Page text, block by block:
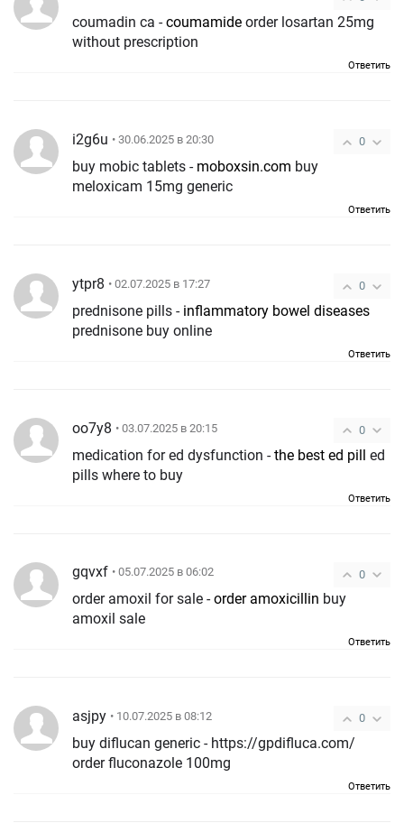
coumadin ca -coumamide
without prescription
Ответить
0
i2g6u • 30.06.2025 в 20:30
buy mobic tablets - moboxsin.com
meloxicam 15mg generic
Ответить
0
ytpr8 • 02.07.2025 в 17:27
prednisone pills - inflammatory bowel diseases
prednisone buy online
Ответить
0
oo7y8 • 03.07.2025 в 20:15
medication for ed dysfunction -the best ed pill ed
pills where to buy
Ответить
0
gqvxf • 05.07.2025 в 06:02
order amoxil for sale -order amoxicillin buy
amoxil sale
Ответить
0
asjpy • 10.07.2025 в 08:12
buy diflucan generic - https://gpdifluca.com/
order fluconazole 100mg
Ответить